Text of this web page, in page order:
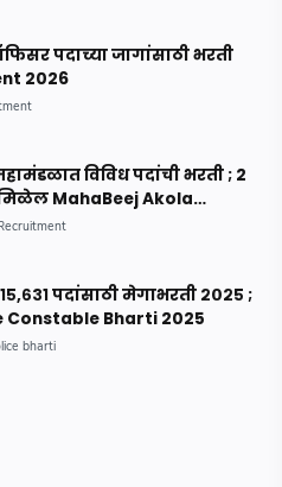
पदाच्या जागांसाठी भरती
2026
विविध पदांची भरती ; 2
MahaBeej Akola
पदांसाठी मेगाभरती २०२५ ;
Bharti 2025